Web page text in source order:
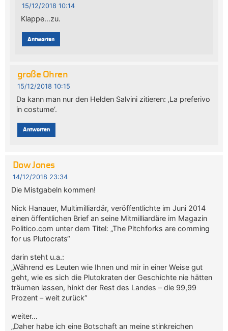
15/12/2018 10:14
Klappe…zu.
Antworten
große Ohren
15/12/2018 10:15
Da kann man nur den Helden Salvini zitieren: ‚La preferivo
in costume‘.
Antworten
Dow Jones
14/12/2018 23:34
Die Mistgabeln kommen!
Nick Hanauer, Multimilliardär, veröffentlichte im Juni 2014
einen öffentlichen Brief an seine Mitmilliardäre im Magazin
Politico.com unter dem Titel: „The Pitchforks are comming
for us Plutocrats“
darin steht u.a.:
„Während es Leuten wie Ihnen und mir in einer Weise gut
geht, wie es sich die Plutokraten der Geschichte nie hätten
träumen lassen, hinkt der Rest des Landes – die 99,99
Prozent – weit zurück“
weiter…
„Daher habe ich eine Botschaft an meine stinkreichen